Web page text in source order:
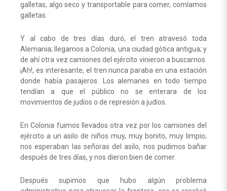
galletas, algo seco y transportable para comer, comíamos
galletas.
Y al cabo de tres días duró, el tren atravesó toda
Alemania; llegamos a Colonia, una ciudad gótica antigua; y
de ahí otra vez camiones del ejército vinieron a buscarnos.
¡Ah!, es interesante, el tren nunca paraba en una estación
donde había pasajeros. Los alemanes en todo tiempo
tendían a que el público no se enterara de los
movimientos de judíos o de represión a judíos.
En Colonia fuimos llevados otra vez por los camiones del
ejército a un asilo de niños muy, muy bonito, muy limpio;
nos esperaban las señoras del asilo, nos pudimos bañar
después de tres días, y nos dieron bien de comer.
Después supimos que hubo algún problema